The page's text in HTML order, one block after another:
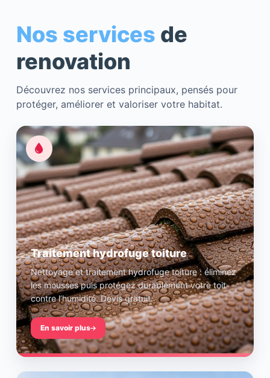
Nos services de
renovation
Découvrez nos services principaux, pensés pour
protéger, améliorer et valoriser votre habitat.
Traitement hydrofuge toiture
Nettoyage et traitement hydrofuge toiture : éliminez
les mousses puis protégez durablement votre toit
contre l’humidité. Devis gratuit.
En savoir plus